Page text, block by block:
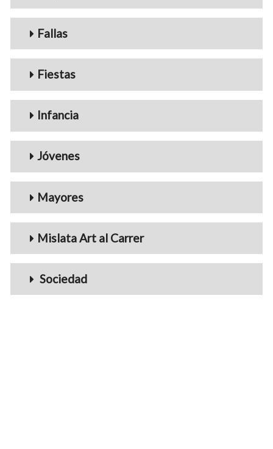
Fallas
Fiestas
Infancia
Jóvenes
Mayores
Mislata Art al Carrer
Sociedad